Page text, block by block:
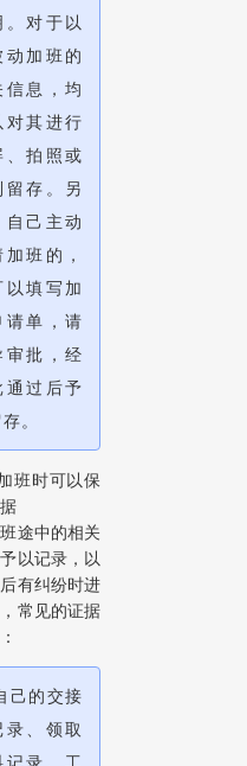
。对于以
动加班的
信息，均
对其进行
、拍照或
留存。另
自己主动
班的，
以填写加
请单，请
审批，经
通过后予
。
班时可以保
途中的相关
以记录，以
有纠纷时进
常见的证据
的交接
录、领取
记录、工